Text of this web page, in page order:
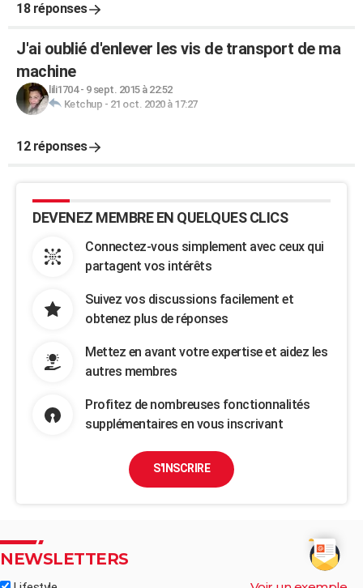
18 réponses
J'ai oublié d'enlever les vis de transport de ma
machine
lili1704- 9 sept. 2015 à 22:52
Ketchup - 21 oct. 2020 à 17:27
12 réponses
DEVENEZ MEMBRE EN QUELQUES CLICS
Connectez-vous simplement avec ceux qui
partagent vos intérêts
Suivez vos discussions facilement et
obtenez plus de réponses
Mettez en avant votre expertise et aidez les
autres membres
Profitez de nombreuses fonctionnalités
supplémentaires en vous inscrivant
S'INSCRIRE
NEWSLETTERS